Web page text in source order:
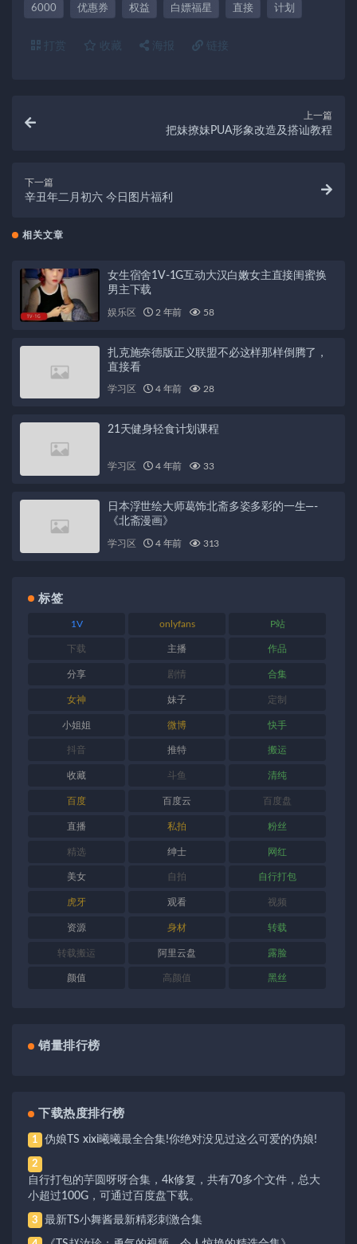
6000 优惠券 权益 白嫖福星 直接 计划
打赏 收藏 海报 链接
上一篇
把妹撩妹PUA形象改造及搭讪教程
下一篇
辛丑年二月初六 今日图片福利
相关文章
女生宿舍1V-1G互动大汉白嫩女主直接闺蜜换
男主下载
娱乐区 2 年前 58
扎克施奈德版正义联盟不必这样那样倒腾了，
直接看
学习区 4 年前 28
21天健身轻食计划课程
学习区 4 年前 33
日本浮世绘大师葛饰北斋多姿多彩的一生—-
《北斋漫画》
学习区 4 年前 313
标签
1V onlyfans P站
下载 主播 作品
分享 剧情 合集
女神 妹子 定制
小姐姐 微博 快手
抖音 推特 搬运
收藏 斗鱼 清纯
百度 百度云 百度盘
直播 私拍 粉丝
精选 绅士 网红
美女 自拍 自行打包
虎牙 观看 视频
资源 身材 转载
转载搬运 阿里云盘 露脸
颜值 高颜值 黑丝
销量排行榜
下载热度排行榜
1 伪娘TS xixi曦曦最全合集!你绝对没见过这么可爱的伪娘!
2
自行打包的芋圆呀呀合集，4k修复，共有70多个文件，总大
小超过100G，可通过百度盘下载。
3 最新TS小舞酱最新精彩刺激合集